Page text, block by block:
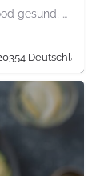
mit reichhaltigen bowls beweist rå, dass fast food gesund, nachhaltig und hundertprozentig vegan sein kann.…
Deutschland